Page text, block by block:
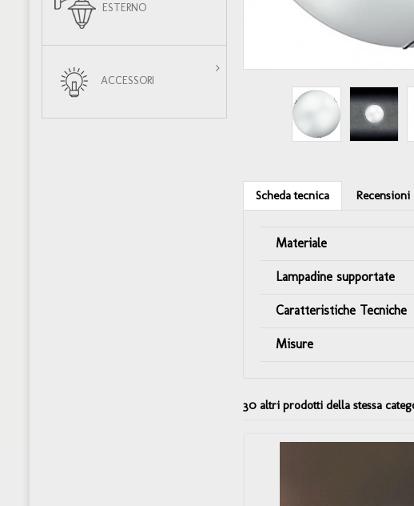
Scheda tecnica Recensioni
Materiale
Lampadine supportate
Caratteristiche Tecniche
Misure
30 altri prodotti della stessa
ESTERNO
ACCESSORI